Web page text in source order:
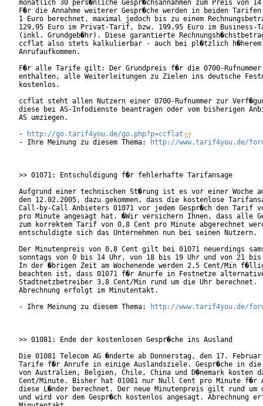
monatlich 30 pers�nliche Gespr�chsannahmen zum Preis von
F�r die Annahme weiterer Gespr�che werden in beiden
1 Euro berechnet, maximal jedoch bis zu einem
129,95 Euro im Privat-Tarif, bzw. 199,95 Euro im Business-
(inkl. Grundgeb�hr). Diese garantierte
ccflat also stets kalkulierbar - auch bei pl�tzlich h�herem
Anrufaufkommen.
F�r alle Tarife gilt: Der Grundpreis f�r die 0700-
enthalten, alle Weiterleitungen zu Zielen ins deutsche
kostenlos.
ccflat steht allen Nutzern einer 0700-Rufnummer zur
diese bei AS-Infodienste beantragen oder vom bisherigen
AS umziegen.
-
http://go.tarif4you.de/go.php?p=ccflat
- Ihre Meinung zu diesem Thema:
http://www.tarif4you.de/
>> 01071: Entschuldigung f�r fehlerhafte Tarifansage
Aufgrund einer technischen St�rung ist es vor einer Woche
den 12.02.2005, dazu gekommen, dass die kostenlose
Call-by-Call Anbieters 01071 vor jedem Gespr�ch den Tarif
pro Minute angesagt hat. �Wir versichern Ihnen, dass alle
zum korrektem Tarif von 0,8 Cent pro Minute abgerechnet
entschuldigte sich das Unternehmen nun bei seinen Nutzern.
Der Minutenpreis von 0,8 Cent gilt bei 01071 neuerdings
sonntags von 0 bis 14 Uhr, von 18 bis 19 Uhr und von 21
In der �brigen Zeit am Wochenende werden 2,5 Cent/Min
beachten ist, dass 01071 f�r Anurfe in Festnetze
Stadtnetzbetreiber 3,8 Cent/Min rund um die Uhr berechnet.
Abrechnung erfolgt im Minutentakt.
- Ihre Meinung zu diesem Thema:
http://www.tarif4you.de/
>> 01081: Ende der kostenlosen Gespr�che ins Ausland
Die 01081 Telecom AG �nderte ab Donnerstag, den 17.
Tarife f�r Anrufe in einige Auslandsziele. Gespr�che in die
von Australien, Belgien, Chile, China und D�nemark kosten
Cent/Minute. Bisher hat 01081 nur Null Cent pro Minute f�r
diese L�nder berechnet. Der neue Minutenpreis gilt rund um
und wird vor dem Gespr�ch kostenlos angesagt. Abrechnung